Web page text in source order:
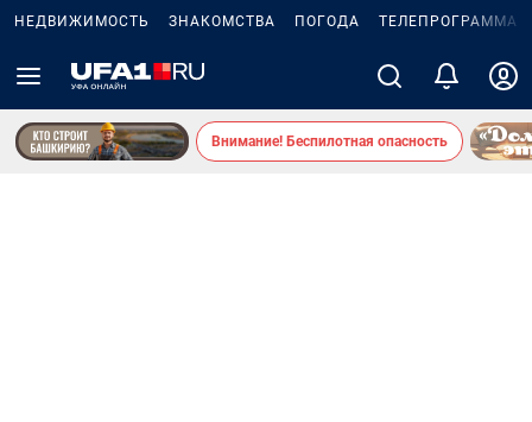
НЕДВИЖИМОСТЬ ЗНАКОМСТВА ПОГОДА ТЕЛЕПРОГРАММА
Внимание! Беспилотная опасность